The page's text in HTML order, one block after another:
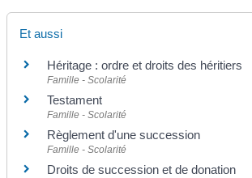
Et aussi
Héritage : ordre et droits des héritiers
Famille - Scolarité
Testament
Famille - Scolarité
Règlement d'une succession
Famille - Scolarité
Droits de succession et de donation